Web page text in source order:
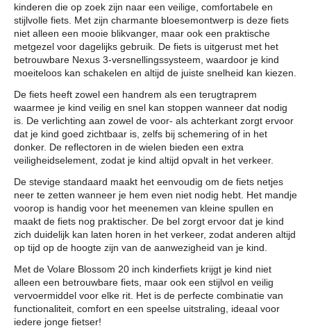
kinderen die op zoek zijn naar een veilige, comfortabele en
stijlvolle fiets. Met zijn charmante bloesemontwerp is deze fiets
niet alleen een mooie blikvanger, maar ook een praktische
metgezel voor dagelijks gebruik. De fiets is uitgerust met het
betrouwbare Nexus 3-versnellingssysteem, waardoor je kind
moeiteloos kan schakelen en altijd de juiste snelheid kan kiezen.
De fiets heeft zowel een handrem als een terugtraprem
waarmee je kind veilig en snel kan stoppen wanneer dat nodig
is. De verlichting aan zowel de voor- als achterkant zorgt ervoor
dat je kind goed zichtbaar is, zelfs bij schemering of in het
donker. De reflectoren in de wielen bieden een extra
veiligheidselement, zodat je kind altijd opvalt in het verkeer.
De stevige standaard maakt het eenvoudig om de fiets netjes
neer te zetten wanneer je hem even niet nodig hebt. Het mandje
voorop is handig voor het meenemen van kleine spullen en
maakt de fiets nog praktischer. De bel zorgt ervoor dat je kind
zich duidelijk kan laten horen in het verkeer, zodat anderen altijd
op tijd op de hoogte zijn van de aanwezigheid van je kind.
Met de Volare Blossom 20 inch kinderfiets krijgt je kind niet
alleen een betrouwbare fiets, maar ook een stijlvol en veilig
vervoermiddel voor elke rit. Het is de perfecte combinatie van
functionaliteit, comfort en een speelse uitstraling, ideaal voor
iedere jonge fietser!